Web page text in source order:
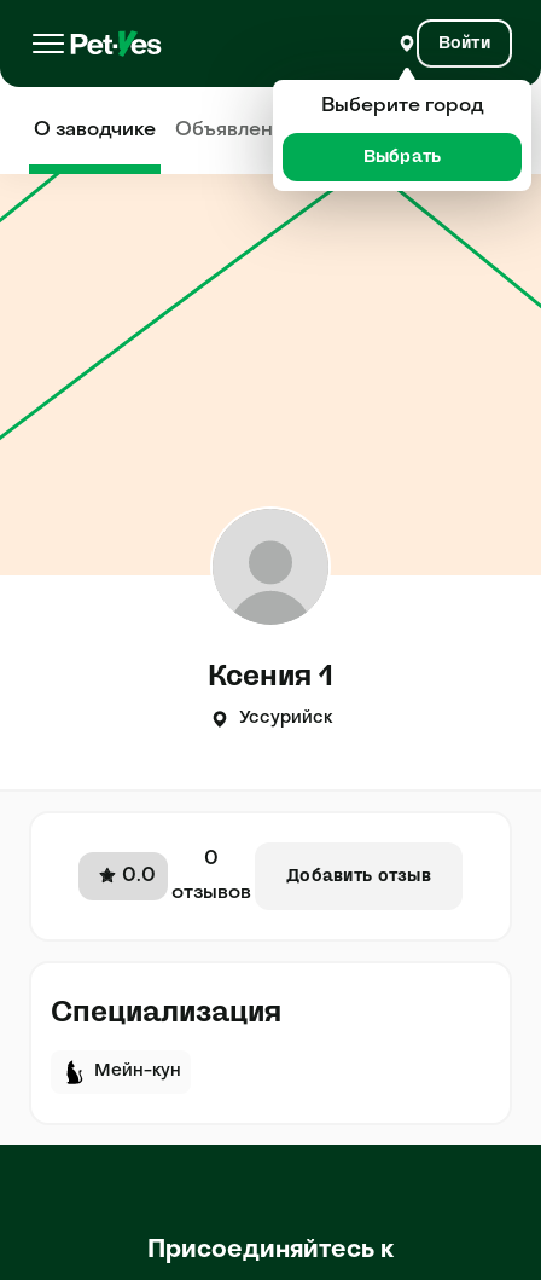
Войти
О заводчике Объявления Отзывы
Ксения 1
Уссурийск
0.0
0
отзывов
Добавить отзыв
Специализация
Мейн-кун
Присоединяйтесь к
Выберите город
Выбрать